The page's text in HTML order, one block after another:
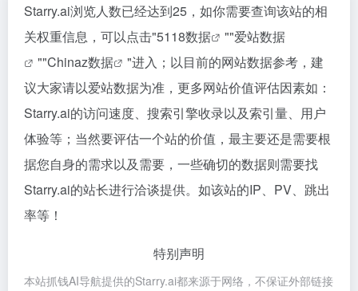
Starry.ai浏览人数已经达到25，如你需要查询该站的相
关权重信息，可以点击"5118数据 ""爱站数据
""Chinaz数据
"进入；以目前的网站数据参考，建
议大家请以爱站数据为准，更多网站价值评估因素如：
Starry.ai的访问速度、搜索引擎收录以及索引量、用户
体验等；当然要评估一个站的价值，最主要还是需要根
据您自身的需求以及需要，一些确切的数据则需要找
Starry.ai的站长进行洽谈提供。如该站的IP、PV、跳出
率等！
特别声明
本站抓钱AI导航提供的Starry.ai都来源于网络，不保证外部链接